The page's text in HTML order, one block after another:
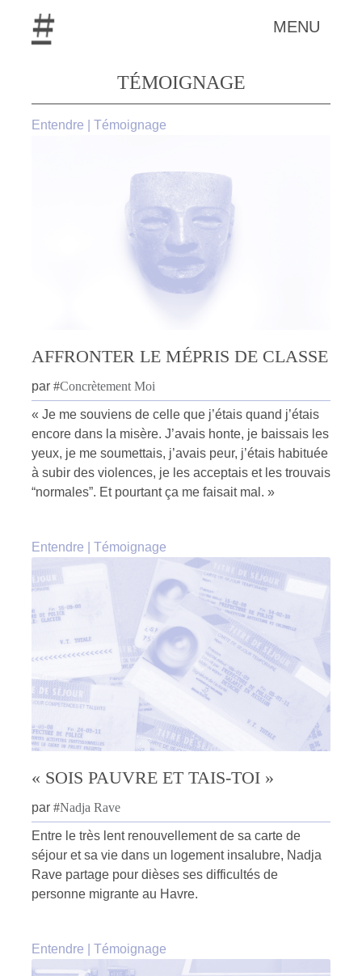
MENU
TÉMOIGNAGE
Entendre Témoignage
AFFRONTER LE MÉPRIS DE CLASSE
par #Concrètement Moi
« Je me souviens de celle que j’étais quand j’étais
encore dans la misère. J’avais honte, je baissais les
yeux, je me soumettais, j’avais peur, j’étais habituée
à subir des violences, je les acceptais et les trouvais
“normales”. Et pourtant ça me faisait mal. »
Entendre Témoignage
« SOIS PAUVRE ET TAIS-TOI »
par #Nadja Rave
Entre le très lent renouvellement de sa carte de
séjour et sa vie dans un logement insalubre, Nadja
Rave partage pour dièses ses difficultés de
personne migrante au Havre.
Entendre Témoignage